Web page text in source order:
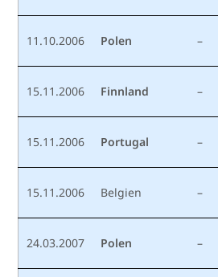
11.10.2006 Polen –
15.11.2006 Finnland –
15.11.2006 Portugal –
15.11.2006 Belgien –
24.03.2007 Polen –